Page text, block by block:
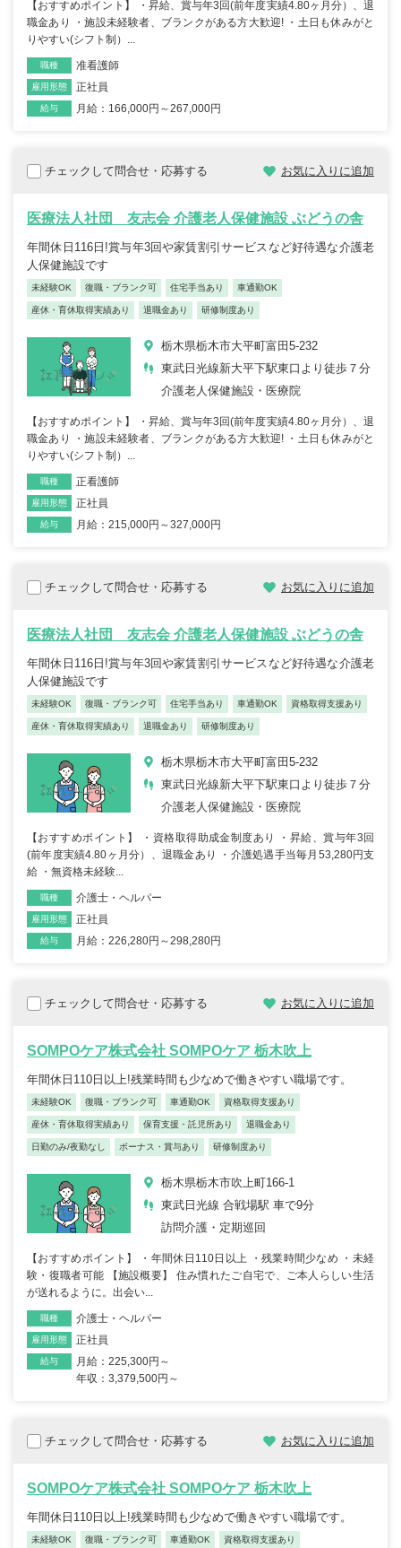
【おすすめポイント】 ・昇給、賞与年3回(前年度実績4.80ヶ月分）、退
職金あり ・施設未経験者、ブランクがある方大歓迎! ・土日も休みがと
りやすい(シフト制）...
職種 准看護師
雇用形態 正社員
給与 月給：166,000円～267,000円
チェックして問合せ・応募する お気に入りに追加
医療法人社団 友志会 介護老人保健施設 ぶどうの舎
年間休日116日!賞与年3回や家賃割引サービスなど好待遇な介護老
人保健施設です
未経験OK 復職・ブランク可 住宅手当あり 車通勤OK
産休・育休取得実績あり 退職金あり 研修制度あり
栃木県栃木市大平町富田5-232
東武日光線新大平下駅東口より徒歩７分
介護老人保健施設・医療院
【おすすめポイント】 ・昇給、賞与年3回(前年度実績4.80ヶ月分）、退
職金あり ・施設未経験者、ブランクがある方大歓迎! ・土日も休みがと
りやすい(シフト制）...
職種 正看護師
雇用形態 正社員
給与 月給：215,000円～327,000円
チェックして問合せ・応募する お気に入りに追加
医療法人社団 友志会 介護老人保健施設 ぶどうの舎
年間休日116日!賞与年3回や家賃割引サービスなど好待遇な介護老
人保健施設です
未経験OK 復職・ブランク可 住宅手当あり 車通勤OK 資格取得支援あり
産休・育休取得実績あり 退職金あり 研修制度あり
栃木県栃木市大平町富田5-232
東武日光線新大平下駅東口より徒歩７分
介護老人保健施設・医療院
【おすすめポイント】 ・資格取得助成金制度あり ・昇給、賞与年3回
(前年度実績4.80ヶ月分）、退職金あり ・介護処遇手当毎月53,280円支
給 ・無資格未経験...
職種 介護士・ヘルパー
雇用形態 正社員
給与 月給：226,280円～298,280円
チェックして問合せ・応募する お気に入りに追加
SOMPOケア株式会社 SOMPOケア 栃木吹上
年間休日110日以上!残業時間も少なめで働きやすい職場です。
未経験OK 復職・ブランク可 車通勤OK 資格取得支援あり
産休・育休取得実績あり 保育支援・託児所あり 退職金あり
日勤のみ/夜勤なし ボーナス・賞与あり 研修制度あり
栃木県栃木市吹上町166-1
東武日光線 合戦場駅 車で9分
訪問介護・定期巡回
【おすすめポイント】 ・年間休日110日以上 ・残業時間少なめ ・未経
験・復職者可能 【施設概要】 住み慣れたご自宅で、ご本人らしい生活
が送れるように。出会い...
職種 介護士・ヘルパー
雇用形態 正社員
給与
月給：225,300円～
年収：3,379,500円～
チェックして問合せ・応募する お気に入りに追加
SOMPOケア株式会社 SOMPOケア 栃木吹上
年間休日110日以上!残業時間も少なめで働きやすい職場です。
未経験OK 復職・ブランク可 車通勤OK 資格取得支援あり